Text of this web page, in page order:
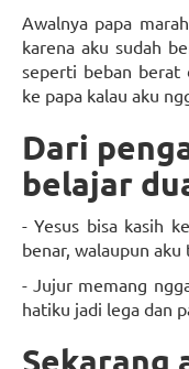
Awalnya papa
karena aku sudah
seperti beban berat
ke papa kalau aku
Dari
belajar
- Yesus bisa kasih
benar, walaupun aku
- Jujur memang
hatiku jadi lega dan